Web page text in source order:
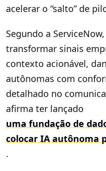
acelerar o “salto” de
Segundo a
transformar sinais
contexto acionável,
autônomas com
detalhado no
afirma ter lançado
uma fundação de
colocar IA autônoma
.